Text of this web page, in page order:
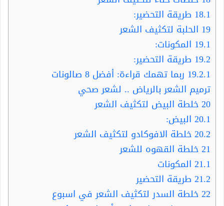
18.1 طريقة التحضير:
19 الحلبة لتكثيف الشعر
19.1 المكونات:
19.2 طريقة التحضير:
19.2.1
ربما تهمك قراءة: أفضل 8 صالونات
ترميم الشعر بالرياض .. لشعر صحي
20خلطة البيض لتكثيف الشعر
20.1 البيض:
20.2خلطة الافوكادو لتكثيف الشعر
21خلطة القهوه للشعر
21.1 المكونات
21.2 طريقة التحضير
22خلطة السدر لتكثيف الشعر في اسبوع